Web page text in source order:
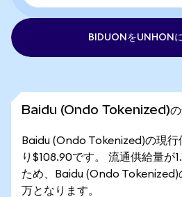
BIDUONをUNHON
Baidu (Ondo Tokenized)の
Baidu (Ondo Tokenized)の現行
り$108.90です。 流通供給量が
ため、Baidu (Ondo Tokenized)
万となります。